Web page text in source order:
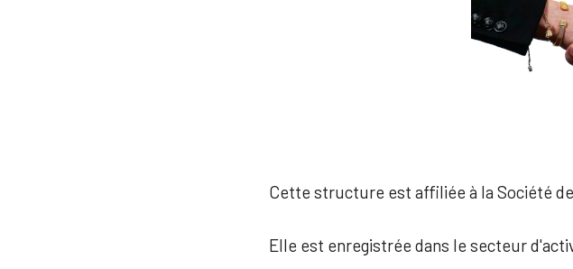
Cette structure est affiliée à la Société
Elle est enregistrée dans le secteur